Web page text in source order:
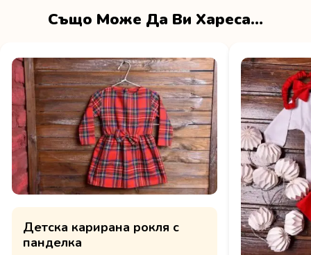
Също Може Да Ви Хареса…
Детска карирана рокля с
панделка